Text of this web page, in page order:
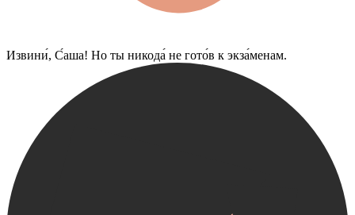
Извини́, С́аша! Но ты никода́ не гото́в к экза́менам.